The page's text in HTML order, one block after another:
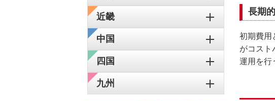
長期
初期費用
がコスト
運用を行
近畿
中国
四国
九州